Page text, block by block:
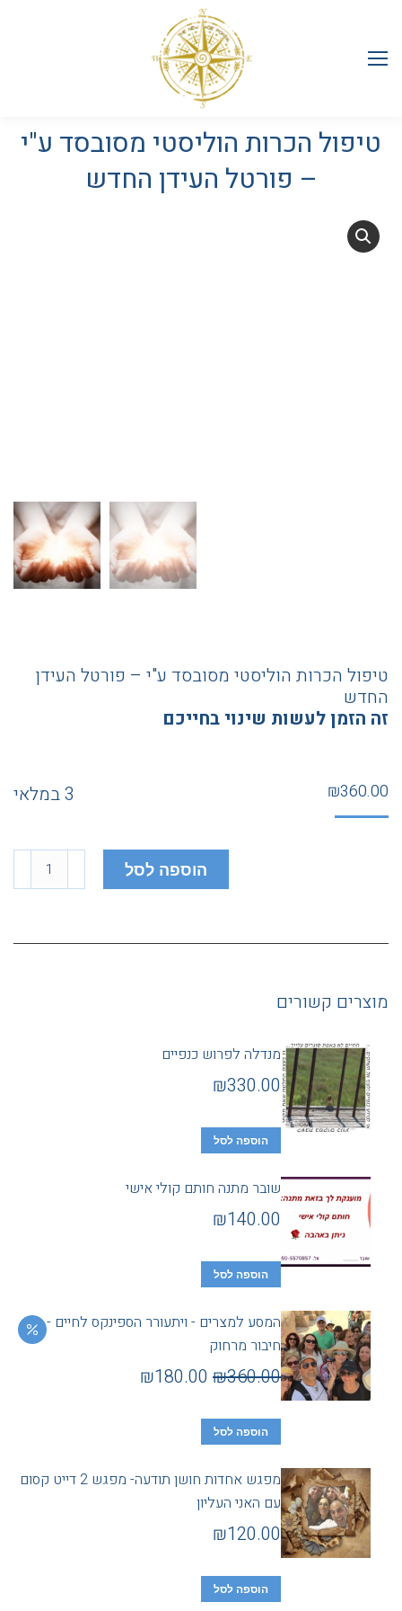
טיפול הכרות הוליסטי מסובסד ע"י
– פורטל העידן החדש
₪360.00
טיפול הכרות הוליסטי מסובסד ע"י – פורטל העידן
החדש
זה הזמן לעשות שינוי בחייכם
3 במלאי
הוספה לסל
מוצרים קשורים
מנדלה לפרוש כנפיים
₪330.00
הוספה לסל
שובר מתנה חותם קולי אישי
₪140.00
הוספה לסל
המסע למצרים - ויתעורר הספינקס לחיים -
חיבור מרחוק
₪360.00
₪180.00
הוספה לסל
מפגש אחדות חושן תודעה- מפגש 2 דייט קסום
עם האני העליון
₪120.00
הוספה לסל